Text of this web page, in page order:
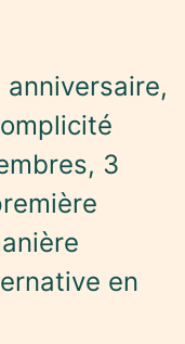
anniversaire,
3
en